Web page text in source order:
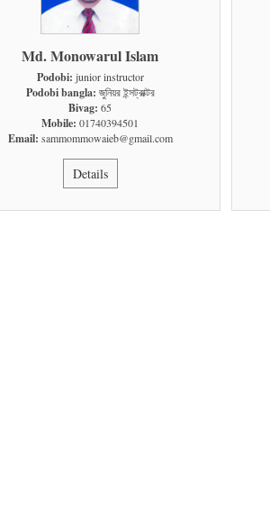
Md. Monowarul Islam
Podobi: junior instructor
Podobi bangla: জুনিয়র ইন্সট্রাক্টর
Bivag: 65
Mobile: 01740394501
Email: sammommowaieb@gmail.com
Details